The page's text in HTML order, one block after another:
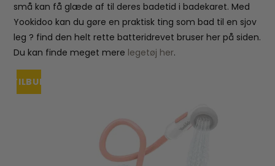
små kan få glæde af til deres badetid i badekaret. Med
Yookidoo kan du gøre en praktisk ting som bad til en sjov
leg ? find den helt rette batteridrevet bruser her på siden.
Du kan finde meget mere legetøj her.
TILBUD